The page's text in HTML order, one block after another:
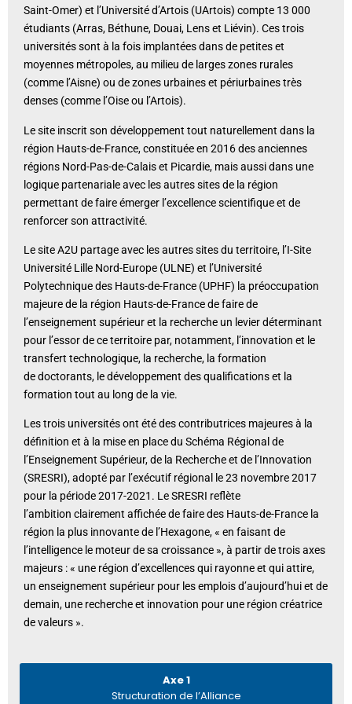
Saint-Omer) et l’Université d’Artois (UArtois) compte 13 000
étudiants (Arras, Béthune, Douai, Lens et Liévin). Ces trois
universités sont à la fois implantées dans de petites et
moyennes métropoles, au milieu de larges zones rurales
(comme l’Aisne) ou de zones urbaines et périurbaines très
denses (comme l’Oise ou l’Artois).
Le site inscrit son développement tout naturellement dans la
région Hauts-de-France, constituée en 2016 des anciennes
régions Nord-Pas-de-Calais et Picardie, mais aussi dans une
logique partenariale avec les autres sites de la région
permettant de faire émerger l’excellence scientifique et de
renforcer son attractivité.
Le site A2U partage avec les autres sites du territoire, l’I-Site
Université Lille Nord-Europe (ULNE) et l’Université
Polytechnique des Hauts-de-France (UPHF) la préoccupation
majeure de la région Hauts-de-France de faire de
l’enseignement supérieur et la recherche un levier déterminant
pour l’essor de ce territoire par, notamment, l’innovation et le
transfert technologique, la recherche, la formation
de doctorants, le développement des qualifications et la
formation tout au long de la vie.
Les trois universités ont été des contributrices majeures à la
définition et à la mise en place du Schéma Régional de
l’Enseignement Supérieur, de la Recherche et de l’Innovation
(SRESRI), adopté par l’exécutif régional le 23 novembre 2017
pour la période 2017-2021. Le SRESRI reflète
l’ambition clairement affichée de faire des Hauts-de-France la
région la plus innovante de l’Hexagone, « en faisant de
l’intelligence le moteur de sa croissance », à partir de trois axes
majeurs : « une région d’excellences qui rayonne et qui attire,
un enseignement supérieur pour les emplois d’aujourd’hui et de
demain, une recherche et innovation pour une région créatrice
de valeurs ».
Axe 1
Structuration de l’Alliance